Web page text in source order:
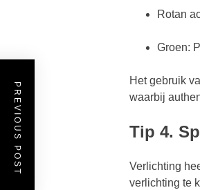
Rotan
Groen:
Het gebruik
waarbij
Tip 4.
Verlichting
verlichting te
PREVIOUS POST